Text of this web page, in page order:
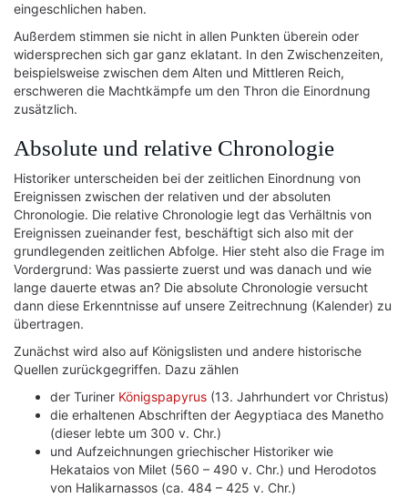
eingeschlichen haben.
Außerdem stimmen sie nicht in allen Punkten überein oder
widersprechen sich gar ganz eklatant. In den Zwischenzeiten,
beispielsweise zwischen dem Alten und Mittleren Reich,
erschweren die Machtkämpfe um den Thron die Einordnung
zusätzlich.
Absolute und relative Chronologie
Historiker unterscheiden bei der zeitlichen Einordnung von
Ereignissen zwischen der relativen und der absoluten
Chronologie. Die relative Chronologie legt das Verhältnis von
Ereignissen zueinander fest, beschäftigt sich also mit der
grundlegenden zeitlichen Abfolge. Hier steht also die Frage im
Vordergrund: Was passierte zuerst und was danach und wie
lange dauerte etwas an? Die absolute Chronologie versucht
dann diese Erkenntnisse auf unsere Zeitrechnung (Kalender) zu
übertragen.
Zunächst wird also auf Königslisten und andere historische
Quellen zurückgegriffen. Dazu zählen
der Turiner Königspapyrus (13. Jahrhundert vor Christus)
die erhaltenen Abschriften der Aegyptiaca des Manetho
(dieser lebte um 300 v. Chr.)
und Aufzeichnungen griechischer Historiker wie
Hekataios von Milet (560 – 490 v. Chr.) und Herodotos
von Halikarnassos (ca. 484 – 425 v. Chr.)